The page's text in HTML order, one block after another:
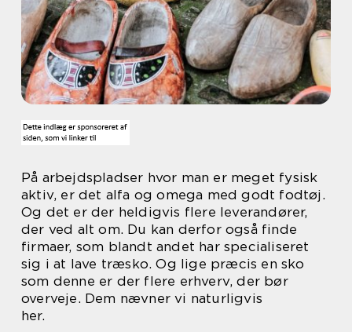
På arbejdspladser hvor man er meget fysisk
aktiv, er det alfa og omega med godt fodtøj.
Og det er der heldigvis flere leverandører,
der ved alt om. Du kan derfor også finde
firmaer, som blandt andet har specialiseret
sig i at lave træsko. Og lige præcis en sko
som denne er der flere erhverv, der bør
overveje. Dem nævner vi naturligvis
her.